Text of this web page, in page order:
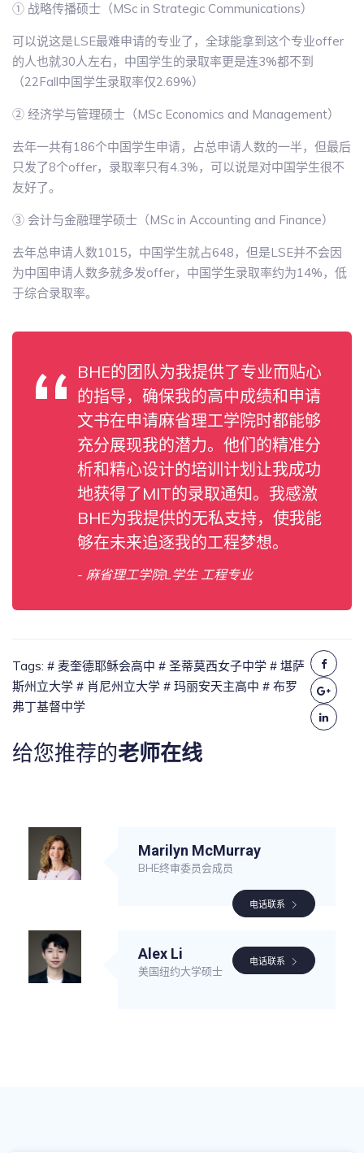
① 战略传播硕士（MSc in Strategic Communications）
可以说这是LSE最难申请的专业了，全球能拿到这个专业offer
的人也就30人左右，中国学生的录取率更是连3%都不到
（22Fall中国学生录取率仅2.69%）
② 经济学与管理硕士（MSc Economics and Management）
去年一共有186个中国学生申请，占总申请人数的一半，但最后
只发了8个offer，录取率只有4.3%，可以说是对中国学生很不
友好了。
③ 会计与金融理学硕士（MSc in Accounting and Finance）
去年总申请人数1015，中国学生就占648，但是LSE并不会因
为中国申请人数多就多发offer，中国学生录取率约为14%，低
于综合录取率。
BHE的团队为我提供了专业而贴心
的指导，确保我的高中成绩和申请
文书在申请麻省理工学院时都能够
充分展现我的潜力。他们的精准分
析和精心设计的培训计划让我成功
地获得了MIT的录取通知。我感激
BHE为我提供的无私支持，使我能
够在未来追逐我的工程梦想。
- 麻省理工学院L学生 工程专业
Tags: # 麦奎德耶稣会高中 # 圣蒂莫西女子中学 # 堪萨
斯州立大学 # 肖尼州立大学 # 玛丽安天主高中 # 布罗
弗丁基督中学
给您推荐的老师在线
Marilyn McMurray
BHE终审委员会成员
电话联系
Alex Li
美国纽约大学硕士
电话联系